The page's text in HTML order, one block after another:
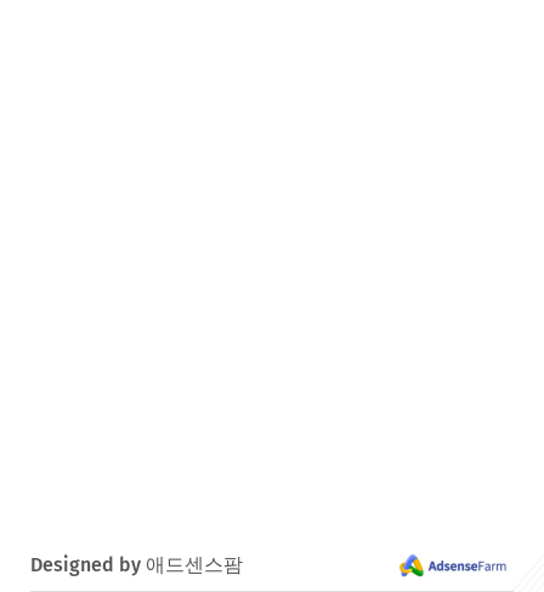
Designed by 애드센스팜